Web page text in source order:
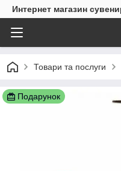
Интернет магазин
Товари та послуги
Подарунок